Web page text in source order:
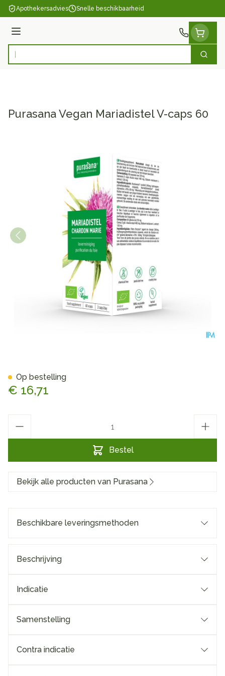
Ga naar de inhoud
Apothekersadvies Snelle beschikbaarheid
Menu
Product, merk, categorie... Zoek
Purasana Vegan Mariadistel V-caps 60
€ 16,71
Bestel
Op bestelling
Bekijk alle producten van Purasana
Beschikbare leveringsmethoden
Beschrijving
Indicatie
Samenstelling
Contra indicatie